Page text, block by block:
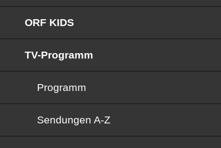
ORF KIDS
TV-Programm
Programm
Sendungen von A bis Z
Sendungen A-Z